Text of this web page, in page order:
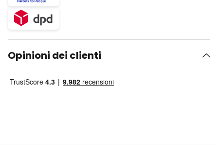
Opinioni dei clienti